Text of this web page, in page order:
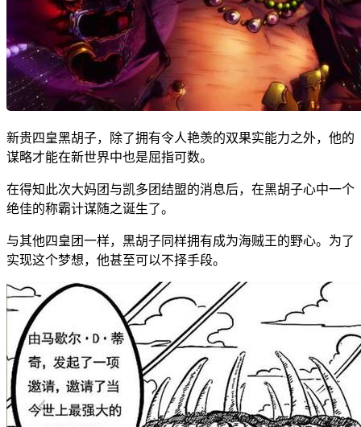
新贵四皇黑胡子，除了拥有令人艳羡的双果实能力之外，他的
谋略才能在新世界中也是屈指可数。
在得知此次大妈团与凯多团结盟的消息后，在黑胡子心中一个
绝佳的称霸计谋随之诞生了。
与其他四皇团一样，黑胡子同样拥有成为海贼王的野心。为了
实现这个梦想，他甚至可以不择手段。